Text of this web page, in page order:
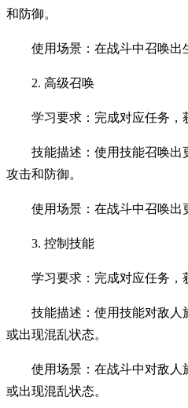
和防御。
使用场景：在战斗中召唤出
2. 高级召唤
学习要求：完成对应任务，
技能描述：使用技能召唤
攻击和防御。
使用场景：在战斗中召唤出
3. 控制技能
学习要求：完成对应任务，
技能描述：使用技能对敌
或出现混乱状态。
使用场景：在战斗中对敌
或出现混乱状态。